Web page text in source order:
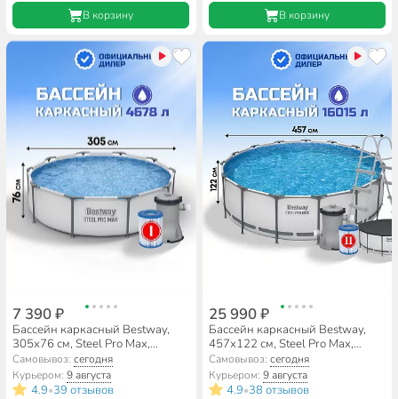
В корзину В корзину
7 390 ₽
Бассейн каркасный Bestway,
305х76 см, Steel Pro Max,
56408, фильтр-насос, 4678 л
Самовывоз:сегодня
Курьером:9 августа
4.9•39 отзывов
25 990 ₽
Бассейн каркасный Bestway,
457х122 см, Steel Pro Max,
56438, фильтр-насос, лестница,
тент, 16015 л
Самовывоз: сегодня
Курьером: 9 августа
4.9•38 отзывов